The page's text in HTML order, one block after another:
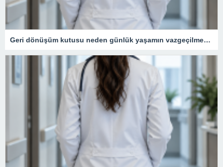
Geri dönüşüm kutusu neden günlük yaşamın vazgeçilmezidir?